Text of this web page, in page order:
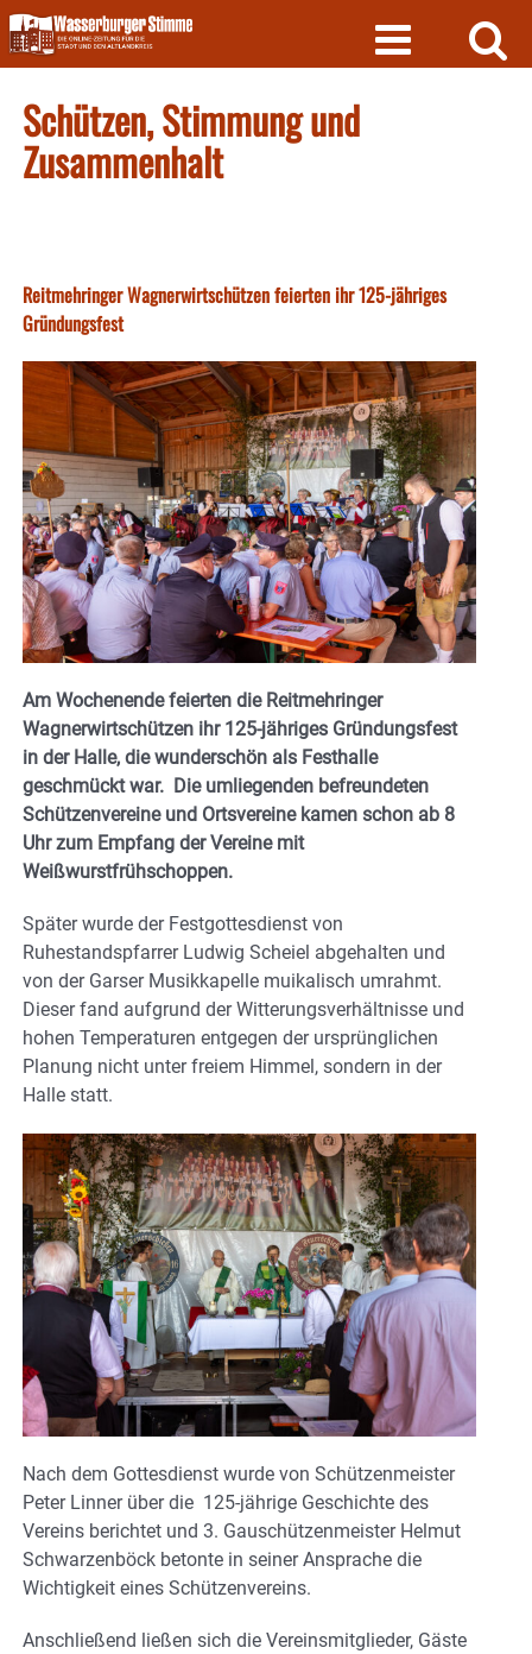
Skip
to
content
Schützen, Stimmung und
Zusammenhalt
Reitmehringer Wagnerwirtschützen feierten ihr 125-jähriges
Gründungsfest
Am Wochenende feierten die Reitmehringer
Wagnerwirtschützen ihr 125-jähriges Gründungsfest
in der Halle, die wunderschön als Festhalle
geschmückt war. Die umliegenden befreundeten
Schützenvereine und Ortsvereine kamen schon ab 8
Uhr zum Empfang der Vereine mit
Weißwurstfrühschoppen.
Später wurde der Festgottesdienst von
Ruhestandspfarrer Ludwig Scheiel abgehalten und
von der Garser Musikkapelle muikalisch umrahmt.
Dieser fand aufgrund der Witterungsverhältnisse und
hohen Temperaturen entgegen der ursprünglichen
Planung nicht unter freiem Himmel, sondern in der
Halle statt.
Nach dem Gottesdienst wurde von Schützenmeister
Peter Linner über die 125-jährige Geschichte des
Vereins berichtet und 3. Gauschützenmeister Helmut
Schwarzenböck betonte in seiner Ansprache die
Wichtigkeit eines Schützenvereins.
Anschließend ließen sich die Vereinsmitglieder, Gäste